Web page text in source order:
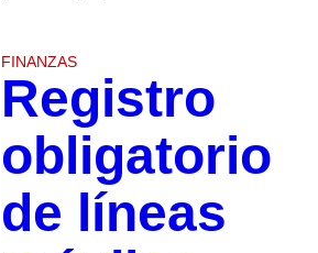
FINANZAS
Registro
obligatorio
de líneas